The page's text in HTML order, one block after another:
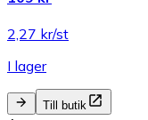
2,27 kr/st
I lager
Till butik